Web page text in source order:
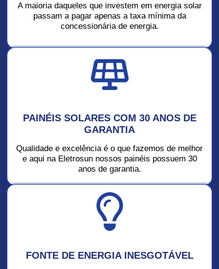
A maioria daqueles que investem em energia solar
passam a pagar apenas a taxa mínima da
concessionária de energia.
PAINÉIS SOLARES COM 30 ANOS DE
GARANTIA
Qualidade e excelência é o que fazemos de melhor
e aqui na Eletrosun nossos painéis possuem 30
anos de garantia.
FONTE DE ENERGIA INESGOTÁVEL